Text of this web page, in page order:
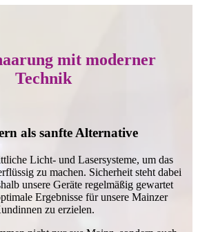
mit moderner
Technik
als sanfte Alternative
Licht- und Lasersysteme, um das
zu machen. Sicherheit steht dabei
unsere Geräte regelmäßig gewartet
Ergebnisse für unsere Mainzer
zu erzielen.